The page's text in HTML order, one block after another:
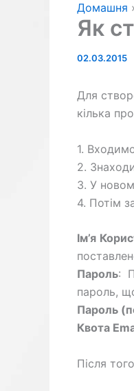
Домашня
Як
02.03.2015
Для
кілька
1.
2.
3. У
4. Потім
Ім’я
Пароль:
пароль,
Пароль
Квота
Після